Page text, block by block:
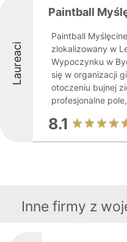
Laureaci
Paintball
Paintball
zlokalizowany w
Wypoczynku w
się w organizacji
otoczeniu bujnej
profesjonalne
8.1
Inne firmy z